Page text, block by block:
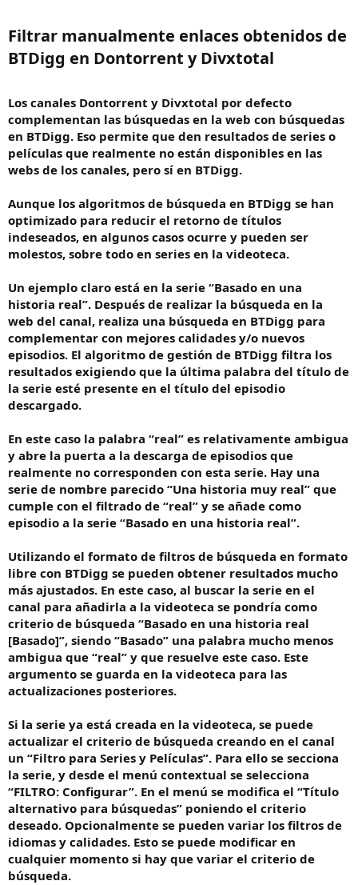
Filtrar manualmente enlaces obtenidos de
BTDigg en Dontorrent y Divxtotal​
Los canales Dontorrent y Divxtotal por defecto
complementan las búsquedas en la web con búsquedas
en BTDigg. Eso permite que den resultados de series o
películas que realmente no están disponibles en las
webs de los canales, pero sí en BTDigg.
Aunque los algoritmos de búsqueda en BTDigg se han
optimizado para reducir el retorno de títulos
indeseados, en algunos casos ocurre y pueden ser
molestos, sobre todo en series en la videoteca.
Un ejemplo claro está en la serie “Basado en una
historia real”. Después de realizar la búsqueda en la
web del canal, realiza una búsqueda en BTDigg para
complementar con mejores calidades y/o nuevos
episodios. El algoritmo de gestión de BTDigg filtra los
resultados exigiendo que la última palabra del título de
la serie esté presente en el título del episodio
descargado.
En este caso la palabra “real” es relativamente ambigua
y abre la puerta a la descarga de episodios que
realmente no corresponden con esta serie. Hay una
serie de nombre parecido “Una historia muy real” que
cumple con el filtrado de “real” y se añade como
episodio a la serie “Basado en una historia real”.
Utilizando el formato de filtros de búsqueda en formato
libre con BTDigg se pueden obtener resultados mucho
más ajustados. En este caso, al buscar la serie en el
canal para añadirla a la videoteca se pondría como
criterio de búsqueda “Basado en una historia real
[Basado]”, siendo “Basado” una palabra mucho menos
ambigua que “real” y que resuelve este caso. Este
argumento se guarda en la videoteca para las
actualizaciones posteriores.
Si la serie ya está creada en la videoteca, se puede
actualizar el criterio de búsqueda creando en el canal
un “Filtro para Series y Películas”. Para ello se secciona
la serie, y desde el menú contextual se selecciona
“FILTRO: Configurar”. En el menú se modifica el “Título
alternativo para búsquedas” poniendo el criterio
deseado. Opcionalmente se pueden variar los filtros de
idiomas y calidades. Esto se puede modificar en
cualquier momento si hay que variar el criterio de
búsqueda.